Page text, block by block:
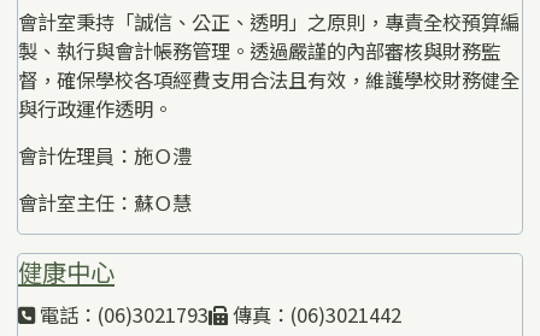
會計室秉持「誠信、公正、透明」之原則，專責全校預算編
製、執行與會計帳務管理。透過嚴謹的內部審核與財務監
督，確保學校各項經費支用合法且有效，維護學校財務健全
與行政運作透明。
會計佐理員：施Ｏ澧
會計室主任：蘇Ｏ慧
健康中心
電話：(06)3021793
傳真：(06)3021442